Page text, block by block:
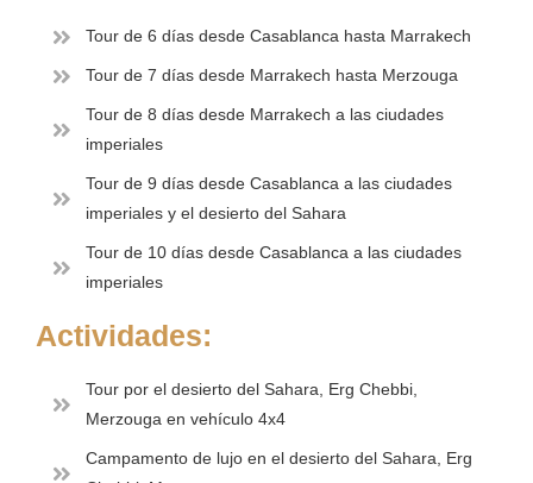
Tour de 6 días desde Casablanca hasta Marrakech
Tour de 7 días desde Marrakech hasta Merzouga
Tour de 8 días desde Marrakech a las ciudades
imperiales
Tour de 9 días desde Casablanca a las ciudades
imperiales y el desierto del Sahara
Tour de 10 días desde Casablanca a las ciudades
imperiales
Actividades:
Tour por el desierto del Sahara, Erg Chebbi,
Merzouga en vehículo 4x4
Campamento de lujo en el desierto del Sahara, Erg